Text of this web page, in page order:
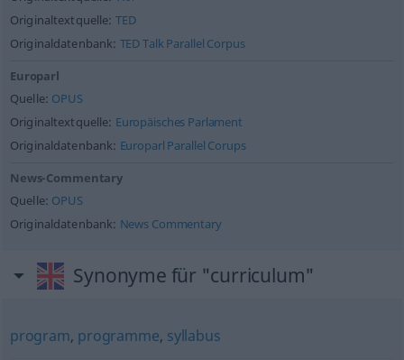
Originaltextquelle: TED
Originaldatenbank: TED Talk Parallel Corpus
Europarl
Quelle: OPUS
Originaltextquelle: Europäisches Parlament
Originaldatenbank: Europarl Parallel Corups
News-Commentary
Quelle: OPUS
Originaldatenbank: News Commentary
Synonyme für "curriculum"
program, programme, syllabus